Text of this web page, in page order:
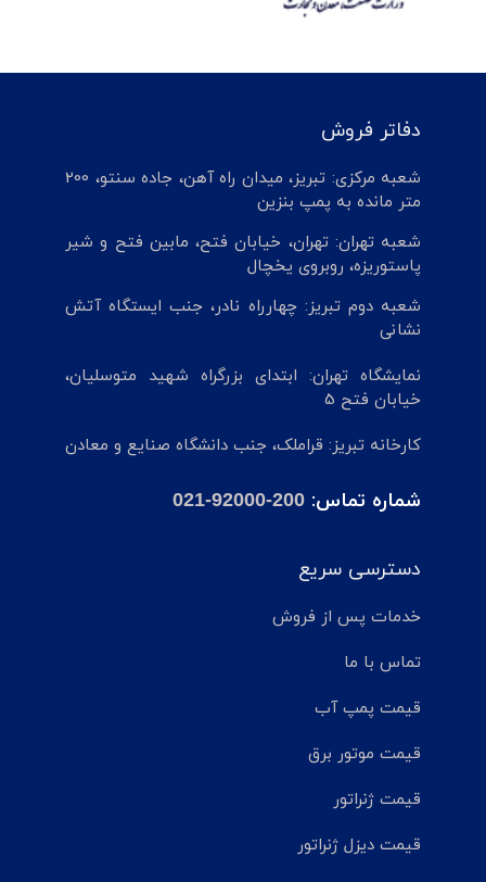
دفاتر فروش
شعبه مرکزی: تبریز، میدان راه آهن، جاده سنتو، 200
متر مانده به پمپ بنزین
شعبه تهران: تهران، خیابان فتح، مابین فتح و شیر
پاستوریزه، روبروی یخچال
شعبه دوم تبریز: چهارراه نادر، جنب ایستگاه آتش
نشانی
نمایشگاه تهران: ابتدای بزرگراه شهید متوسلیان،
خیابان فتح 5
کارخانه تبریز: قراملک، جنب دانشگاه صنایع و معادن
شماره تماس: 021-92000-200
دسترسی سریع
خدمات پس از فروش
تماس با ما
قیمت پمپ آب
قیمت موتور برق
قیمت ژنراتور
قیمت دیزل ژنراتور